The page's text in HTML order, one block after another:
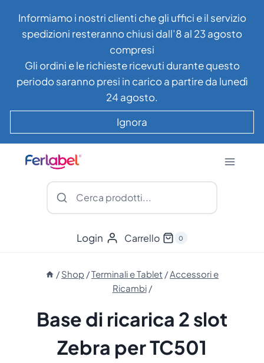
contenuto
Informiamo i nostri clienti che gli uffici e il servizio
spedizioni resteranno chiusi dall’8 al 23 agosto
compresi
Gli ordini e le richieste ricevuti durante questo
periodo saranno presi in carico a partire da lunedì
24 agosto.
Ignora
Login Carrello 0
/ Shop /Terminali e Tablet /Accessori e
Ricambi /
Base di ricarica 2 slot
Zebra per TC501